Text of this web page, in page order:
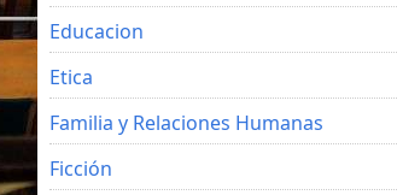
Educacion
Etica
Familia y Relaciones Humanas
Ficción